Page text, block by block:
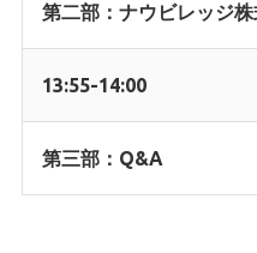
第二部：ナウビレッジ
13:55-1 4:00
第三部： Q&A